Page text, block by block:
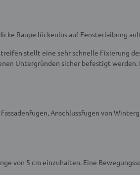
Raupe lückenlos auf Fensterlaibung
stellt eine sehr schnelle Fixierung
Untergründen sicher befestigt
Anschlussfugen von
von 5 cm einzuhalten. Eine